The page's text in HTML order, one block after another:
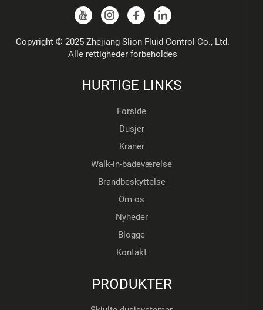
Copyright © 2025 Zhejiang Slion Fluid Control Co., Ltd.
Alle rettigheder forbeholdes
HURTIGE LINKS
Forside
Dusjer
Kraner
Walk-in-badeværelse
Brandbeskyttelse
Om os
Nyheder
Blogge
Kontakt
PRODUKTER